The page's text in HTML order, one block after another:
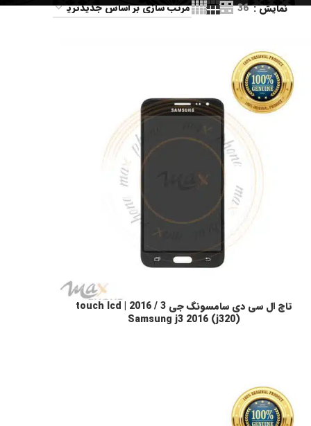
نمایش 36
بیشتر
تاچ ال سی دی سامسونگ جی 3 / 2016 | touch lcd
Samsung j3 2016 (j320)